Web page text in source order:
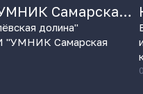
Самарская
долина"
"УМНИК Самарская